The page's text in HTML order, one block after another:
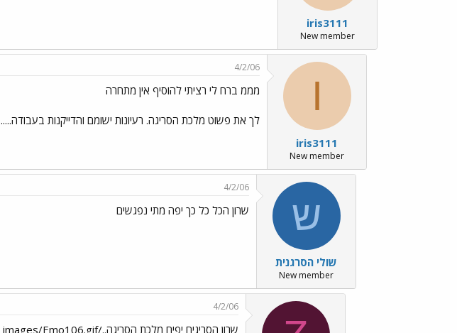
iris3111
New member
I
iris3111
New member
4/2/06
מממ ברח לי רציתי להוסיף אין מתחרה
לך את פשוט מלכת הסריגה. רעיונות ישומם והדייקנות בעבודה.....
ש
שולי הסרגנית
New member
4/2/06
שרון הכל כל כך יפה מתי נפגשים
4/2/06
שרון הסריגים יפים מלכת הסריגה../images/Emo106.gif